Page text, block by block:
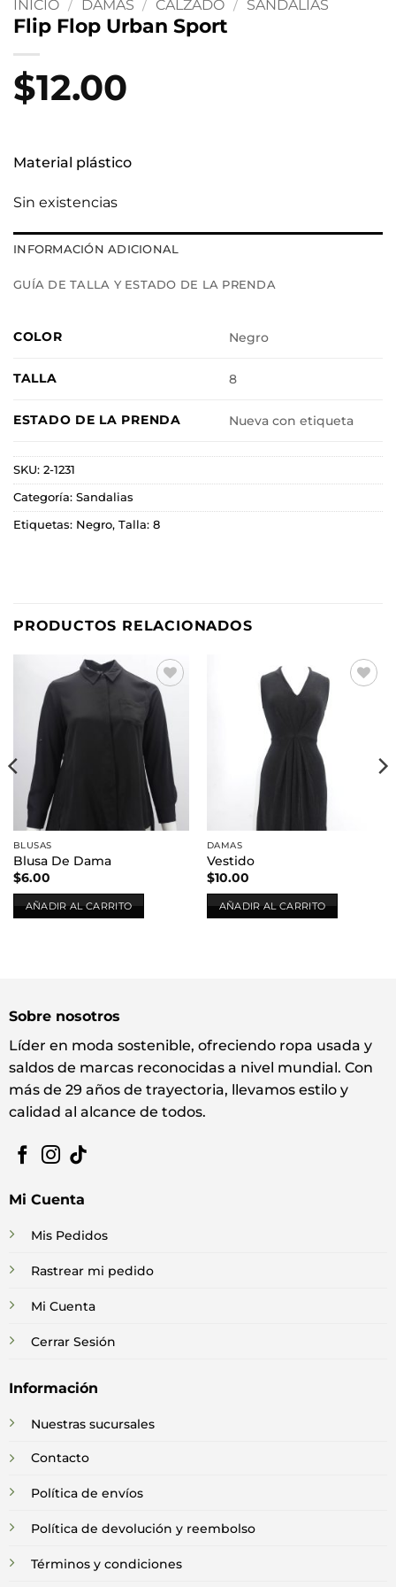
INICIO / DAMAS / CALZADO / SANDALIAS
Flip Flop Urban Sport
$12.00
Material plástico
Sin existencias
INFORMACIÓN ADICIONAL
GUÍA DE TALLA Y ESTADO DE LA PRENDA
COLOR Negro
TALLA 8
ESTADO DE LA PRENDA Nueva con etiqueta
SKU: 2-1231
Categoría: Sandalias
Etiquetas: Negro, Talla: 8
PRODUCTOS RELACIONADOS
Añadir
a la
lista de
deseos
BLUSAS
Blusa De Dama
$6.00
AÑADIR AL CARRITO
DAMAS
Vestido
$10.00
AÑADIR AL CARRITO
Sobre nosotros
Líder en moda sostenible, ofreciendo ropa usada y
saldos de marcas reconocidas a nivel mundial. Con
más de 29 años de trayectoria, llevamos estilo y
calidad al alcance de todos.
Mi Cuenta
Mis Pedidos
Rastrear mi pedido
Mi Cuenta
Cerrar Sesión
Información
Nuestras sucursales
Contacto
Política de envíos
Política de devolución y reembolso
Términos y condiciones